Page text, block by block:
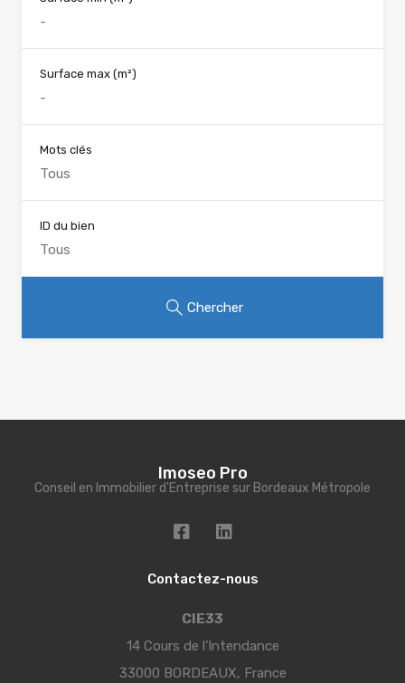
Surface max (m²)
Mots clés
ID du bien
Chercher
Imoseo Pro
Conseil en Immobilier d'Entreprise sur Bordeaux Métropole
Contactez-nous
CIE33
14 Cours de l’Intendance
33000 BORDEAUX, France